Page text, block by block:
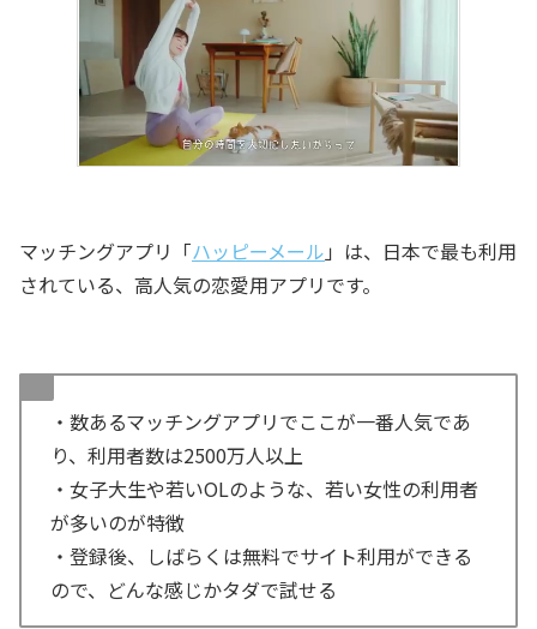
マッチングアプリ「ハッピーメール 」は、日本で最も利用
されている、高人気の恋愛用アプリです。
・数あるマッチングアプリでここが一番人気であ
り、利用者数は2500万人以上
・女子大生や若いOLのような、若い女性の利用者
が多いのが特徴
・登録後、しばらくは無料でサイト利用ができる
ので、どんな感じかタダで試せる